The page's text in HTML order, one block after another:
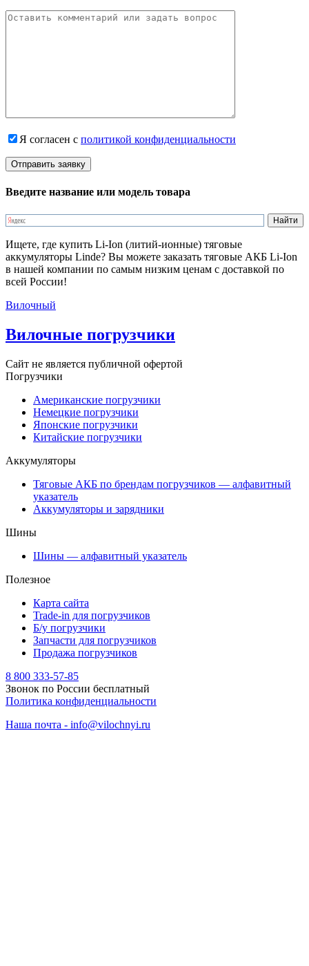
Я согласен с политикой конфиденциальности
Введите название или модель товара
Ищете, где купить Li-Ion (литий-ионные) тяговые
аккумуляторы Linde? Вы можете заказать тяговые АКБ Li-Ion
в нашей компании по самым низким ценам с доставкой по
всей России!
Вилочный
Вилочные погрузчики
Сайт не является публичной офертой
Погрузчики
Американские погрузчики
Немецкие погрузчики
Японские погрузчики
Китайские погрузчики
Аккумуляторы
Тяговые АКБ по брендам погрузчиков — алфавитный
указатель
Аккумуляторы и зарядники
Шины
Шины — алфавитный указатель
Полезное
Карта сайта
Trade-in для погрузчиков
Б/у погрузчики
Запчасти для погрузчиков
Продажа погрузчиков
8 800 333-57-85
Звонок по России бесплатный
Политика конфиденциальности
Наша почта - info@vilochnyi.ru